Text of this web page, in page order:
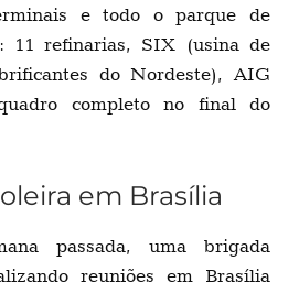
e todo o parque de
11 refinarias, SIX (usina de
do Nordeste), AIG
completo no final do
em Brasília
passada, uma brigada
reuniões em Brasília